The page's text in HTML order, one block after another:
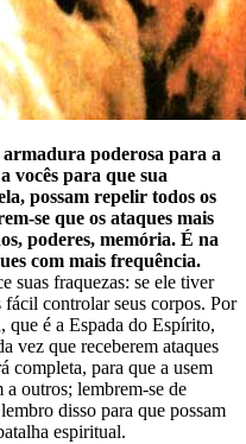
poderosa para a
vocês para que sua
possam repelir todos os
se que os ataques mais
poderes, memória. É na
com mais frequência.
suas fraquezas: se ele tiver
fácil controlar seus corpos. Por
que é a Espada do Espírito,
vez que receberem ataques
completa, para que a usem
a outros; lembrem-se de
disso para que possam
espiritual.